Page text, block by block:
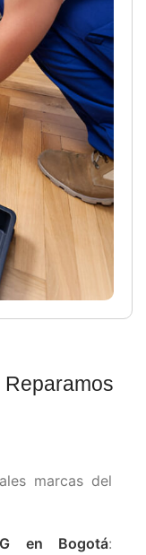
marcas del
en Bogotá: